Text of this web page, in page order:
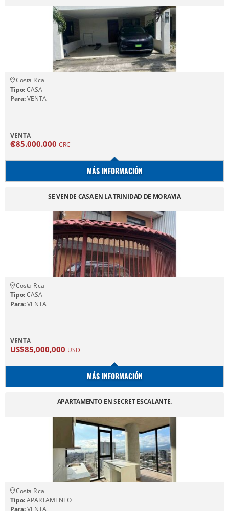
Costa Rica
Tipo:CASA
Para:VENTA
VENTA
₡85.000.000 CRC
MÁS INFORMACIÓN
SE VENDE CASA EN LA TRINIDAD DE MORAVIA
Costa Rica
Tipo:CASA
Para:VENTA
VENTA
US$85,000,000 USD
MÁS INFORMACIÓN
APARTAMENTO EN SECRET ESCALANTE.
Costa Rica
Tipo:APARTAMENTO
Para:VENTA